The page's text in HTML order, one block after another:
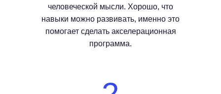
человеческой мысли. Хорошо, что
навыки можно развивать, именно это
помогает сделать акселерационная
программа.